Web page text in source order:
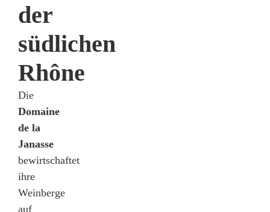
der
südlichen
Rhône
Die
Domaine
de la
Janasse
bewirtschaftet
ihre
Weinberge
auf